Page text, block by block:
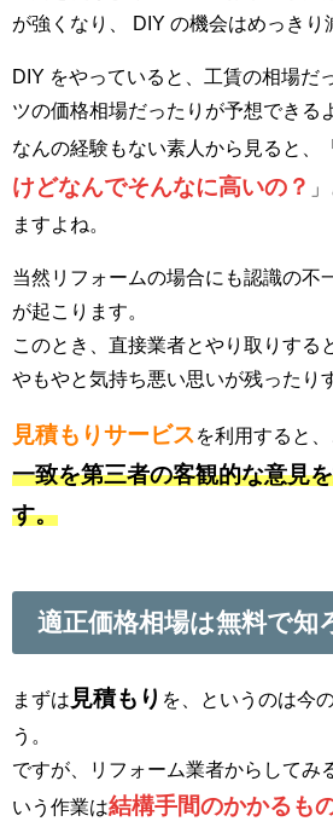
が強くなり、 DIY の機会はめっきり
DIY をやっていると、工賃の相場だ
ツの価格相場だったりが予想できる
なんの経験もない素人から見ると、「
けどなんでそんなに高いの？
ますよね。
当然リフォームの場合にも認識の不
が起こります。
このとき、直接業者とやり取りする
やもやと気持ち悪い思いが残ったり
見積もりサービス を利用すると
一致を第三者の客観的な意見
す。
適正価格相場は無料で知
まずは 見積もり を、というのは今
う。
ですが、リフォーム業者からしてみ
いう作業は結構手間のかかるも